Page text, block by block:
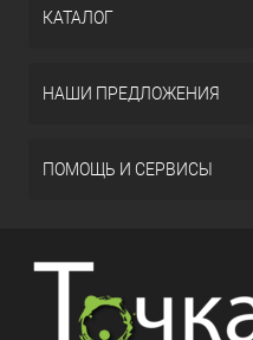
КАТАЛОГ
НАШИ ПРЕДЛОЖЕНИЯ
ПОМОЩЬ И СЕРВИСЫ